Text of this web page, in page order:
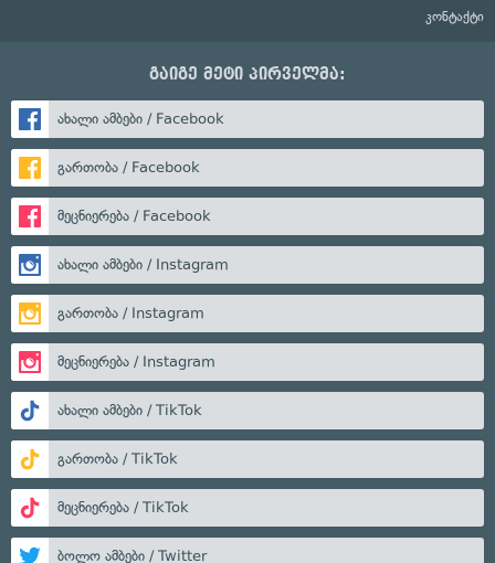
კონტაქტი
გაიგე მეტი პირველმა:
ახალი ამბები / Facebook
გართობა / Facebook
მეცნიერება / Facebook
ახალი ამბები / Instagram
გართობა / Instagram
მეცნიერება / Instagram
ახალი ამბები / TikTok
გართობა / TikTok
მეცნიერება / TikTok
ბოლო ამბები / Twitter